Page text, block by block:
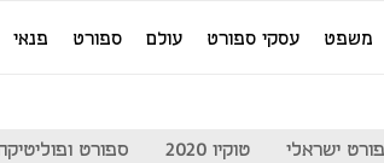
משפט עסקי ספורט עולם ספורט פנאי
ישראלי טוקיו 2020 ספורט